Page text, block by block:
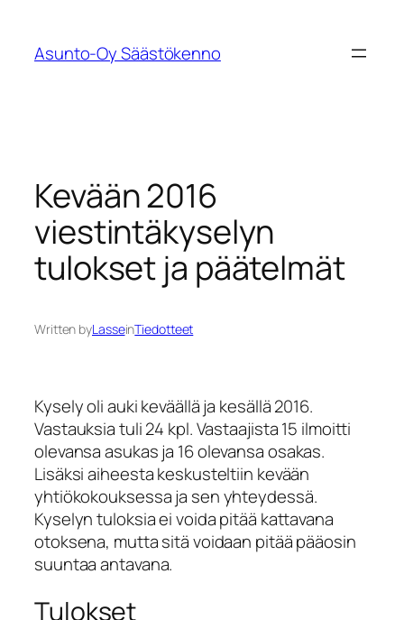
Asunto-Oy Säästökenno
Kevään 2016
viestintäkyselyn
tulokset ja päätelmät
Written byLasseinTiedotteet
Kysely oli auki keväällä ja kesällä 2016.
Vastauksia tuli 24 kpl. Vastaajista 15 ilmoitti
olevansa asukas ja 16 olevansa osakas.
Lisäksi aiheesta keskusteltiin kevään
yhtiökokouksessa ja sen yhteydessä.
Kyselyn tuloksia ei voida pitää kattavana
otoksena, mutta sitä voidaan pitää pääosin
suuntaa antavana.
Tulokset